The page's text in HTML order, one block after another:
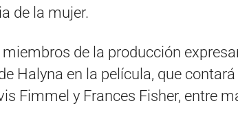
de la mujer.
de la producción
Halyna en la película, que contará
Fimmel y Frances Fisher, entre